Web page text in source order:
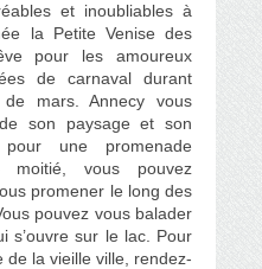
et inoubliables à
la Petite Venise des
pour les amoureux
de carnaval durant
mars. Annecy vous
son paysage et son
une promenade
moitié, vous pouvez
promener le long des
pouvez vous balader
s’ouvre sur le lac. Pour
de la vieille ville, rendez-